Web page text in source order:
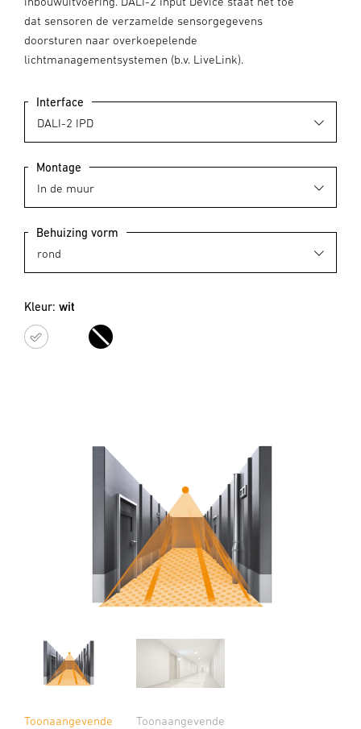
dat sensoren de verzamelde sensorgegevens
doorsturen naar overkoepelende
lichtmanagementsystemen (b.v. LiveLink).
Interface
Montage
Behuizing vorm
Kleur: wit
wit zwart
Toonaangevende
Toonaangevende